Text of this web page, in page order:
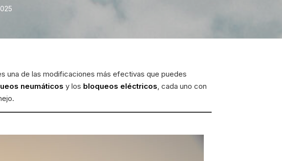
una de las modificaciones más efectivas que puedes
neumáticos y los bloqueos eléctricos, cada uno con